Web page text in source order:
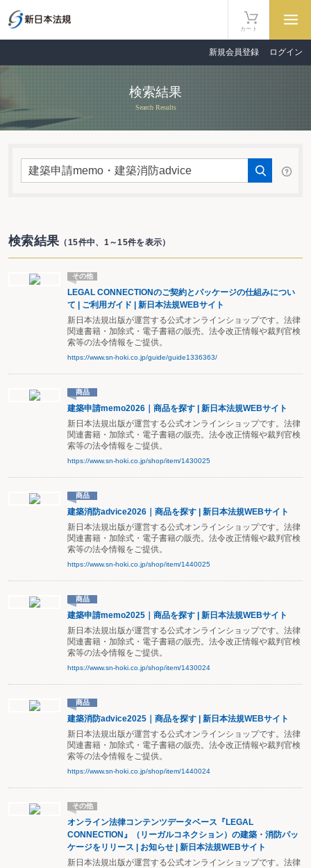
カート
新規会員登録 ログイン
検索結果
Search Results
検索結果（15件中、1～15件を表示）
その他
LEGAL CONNECTIONのご契約とパッケージの仕組みについ
て | ご利用ガイド | 新日本法規WEBサイト
新日本法規出版が運営する公式オンラインショップです。法律
関連書籍・加除式・電子書籍の販売。法令改正情報や裁判官検
索等の法令情報をご提供。
https://www.sn-hoki.co.jp/guide/guide1336363/
商品
建築申請memo2026｜商品を探す | 新日本法規WEBサイト
新日本法規出版が運営する公式オンラインショップです。法律
関連書籍・加除式・電子書籍の販売。法令改正情報や裁判官検
索等の法令情報をご提供。
https://www.sn-hoki.co.jp/shop/item/1430025
商品
建築消防advice2026｜商品を探す | 新日本法規WEBサイト
新日本法規出版が運営する公式オンラインショップです。法律
関連書籍・加除式・電子書籍の販売。法令改正情報や裁判官検
索等の法令情報をご提供。
https://www.sn-hoki.co.jp/shop/item/1440025
商品
建築申請memo2025｜商品を探す | 新日本法規WEBサイト
新日本法規出版が運営する公式オンラインショップです。法律
関連書籍・加除式・電子書籍の販売。法令改正情報や裁判官検
索等の法令情報をご提供。
https://www.sn-hoki.co.jp/shop/item/1430024
商品
建築消防advice2025｜商品を探す | 新日本法規WEBサイト
新日本法規出版が運営する公式オンラインショップです。法律
関連書籍・加除式・電子書籍の販売。法令改正情報や裁判官検
索等の法令情報をご提供。
https://www.sn-hoki.co.jp/shop/item/1440024
その他
オンライン法律コンテンツデータベース『LEGAL
CONNECTION』（リーガルコネクション）の建築・消防パッ
ケージをリリース | お知らせ | 新日本法規WEBサイト
新日本法規出版が運営する公式オンラインショップです。法律